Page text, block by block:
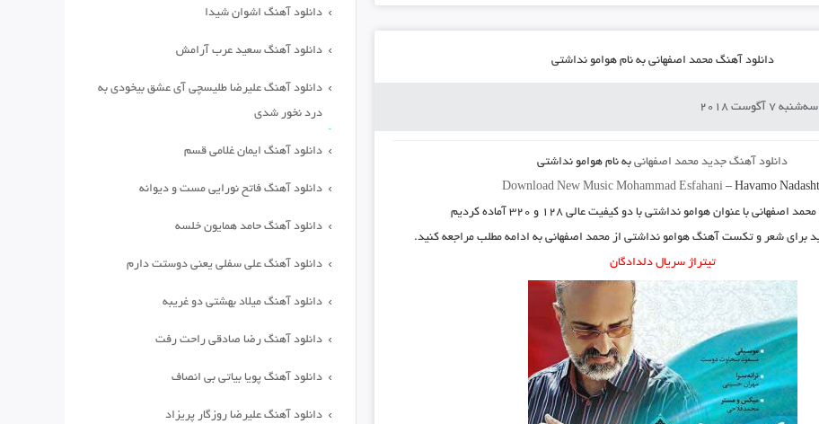
دانلود آهنگ محمد اصفهانی به نام هوامو نداشتی
سه‌شنبه 7 آگوست 2018
دانلود آهنگ جدید محمد اصفهانیبه نام هوامو نداشتی
Download New Music Mohammad Esfahani– Havamo
با عنوان هوامو نداشتی با دو کیفیت عالی ۱۲۸ و ۳۲۰ آماده کردیم
برای شعر و تکست آهنگ هوامو نداشتی از محمد اصفهانی به ادامه مطلب مراجعه کنید.
تیتراژ سریال دلدادگان
دانلود آهنگ اشوان شیدا
دانلود آهنگ سعید عرب آرامش
دانلود آهنگ علیرضا طلیسچی آی عشق بیخودی به
درد نخور شدی
دانلود آهنگ ایمان غلامی قسم
دانلود آهنگ فاتح نورایی مست و دیوانه
دانلود آهنگ حامد همایون خلسه
دانلود آهنگ علی سفلی یعنی دوستت دارم
دانلود آهنگ میلاد بهشتی دو غریبه
دانلود آهنگ رضا صادقی راحت رفت
دانلود آهنگ پویا بیاتی بی انصاف
دانلود آهنگ علیرضا روزگار پریزاد